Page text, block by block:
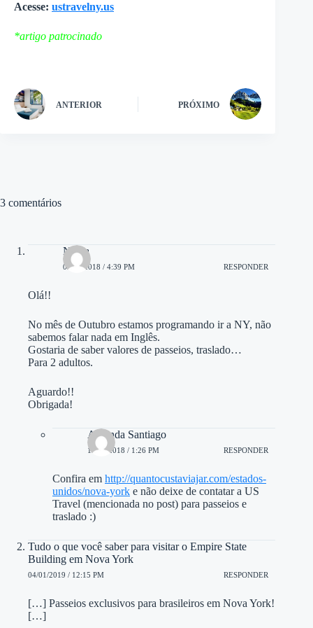
Acesse: ustravelny.us
*artigo patrocinado
ANTERIOR PRÓXIMO
3 comentários
Nádia
02/05/2018 / 4:39 PM RESPONDER
Olá!!
No mês de Outubro estamos programando ir a NY, não
sabemos falar nada em Inglês.
Gostaria de saber valores de passeios, traslado…
Para 2 adultos.
Aguardo!!
Obrigada!
Amanda Santiago
13/06/2018 / 1:26 PM RESPONDER
Confira em http://quantocustaviajar.com/estados-
unidos/nova-york e não deixe de contatar a US
Travel (mencionada no post) para passeios e
traslado :)
Tudo o que você saber para visitar o Empire State
Building em Nova York
04/01/2019 / 12:15 PM RESPONDER
[…] Passeios exclusivos para brasileiros em Nova York!
[…]